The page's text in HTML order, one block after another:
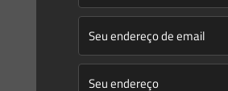
Manuela Hermenegildo